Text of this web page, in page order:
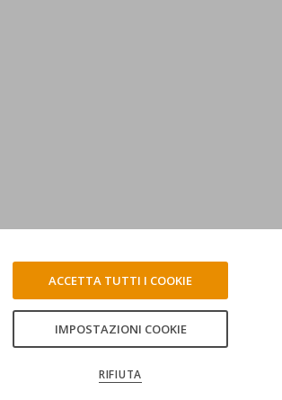
IMPOSTAZIONI COOKIE
RIFIUTA
ACCETTA TUTTI I COOKIE